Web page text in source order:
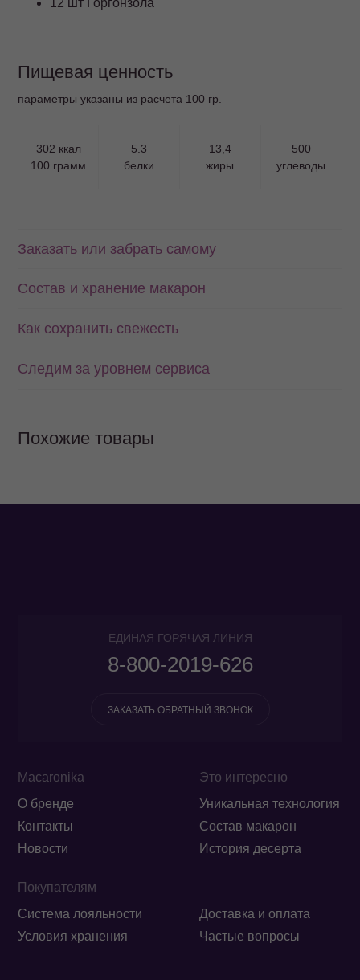
12 шт Горгонзола
Пищевая ценность
параметры указаны из расчета 100 гр.
302 ккал
100 грамм
5.3
белки
13,4
жиры
500
углеводы
Заказать или забрать самому
Состав и хранение макарон
Как сохранить свежесть
Следим за уровнем сервиса
Похожие товары
Macaronika
О бренде
Контакты
Новости
Покупателям
Система лояльности
Доставка и оплата
Условия хранения
Частые вопросы
Это интересно
Уникальная технология
Состав макарон
История десерта
ЕДИНАЯ ГОРЯЧАЯ ЛИНИЯ
8-800-2019-626
ЗАКАЗАТЬ ОБРАТНЫЙ ЗВОНОК